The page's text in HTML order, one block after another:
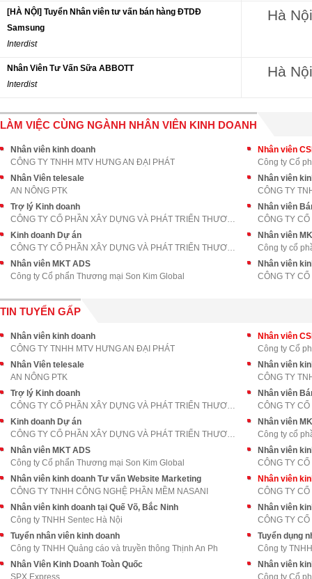
[HÀ NỘI] Tuyển Nhân viên tư vấn bán hàng ĐTDĐ
Samsung
Interdist
Hà Nội
Nhân Viên Tư Vấn Sữa ABBOTT
Interdist
Hà Nội
LÀM VIỆC CÙNG NGÀNH NHÂN VIÊN KINH DOANH
Nhân viên kinh doanh
CÔNG TY TNHH MTV HƯNG AN ĐẠI PHÁT
Nhân viên
Công ty Cổ
Nhân Viên telesale
AN NÔNG PTK
CÔNG TY
Trợ lý Kinh doanh
CÔNG TY CỔ PHẦN XÂY DỰNG VÀ PHÁT TRIỂN THƯƠNG MẠI
Nhân viên
Kinh doanh Dự án
CÔNG TY CỔ PHẦN XÂY DỰNG VÀ PHÁT TRIỂN THƯƠNG MẠI
Nhân viên
Công ty cổ
Nhân viên MKT ADS
Công ty Cổ phẩn Thương mại Son Kim Global
Nhân viên
CÔNG TY
TIN TUYỂN GẤP
Nhân viên kinh doanh
CÔNG TY TNHH MTV HƯNG AN ĐẠI PHÁT
Nhân viên
Công ty Cổ
Nhân Viên telesale
AN NÔNG PTK
CÔNG TY
Trợ lý Kinh doanh
CÔNG TY CỔ PHẦN XÂY DỰNG VÀ PHÁT TRIỂN THƯƠNG MẠI
Nhân viên
Kinh doanh Dự án
CÔNG TY CỔ PHẦN XÂY DỰNG VÀ PHÁT TRIỂN THƯƠNG MẠI
Nhân viên
Công ty cổ
Nhân viên MKT ADS
Công ty Cổ phẩn Thương mại Son Kim Global
Nhân viên
CÔNG TY
Nhân viên kinh doanh Tư vấn Website Marketing
CÔNG TY TNHH CÔNG NGHỆ PHẦN MỀM NASANI
Nhân viên
CÔNG TY
Nhân viên kinh doanh tại Quế Võ, Bắc Ninh
Công ty TNHH Sentec Hà Nội
Nhân viên
CÔNG TY
Tuyển nhân viên kinh doanh
Công ty TNHH Quảng cáo và truyền thông Thịnh An Ph
Tuyển dụng
Công ty
Nhân Viên Kinh Doanh Toàn Quốc
SPX Express
Nhân viên
Công ty Cổ